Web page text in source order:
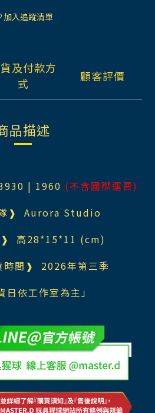
加入追蹤清單
及付款方
式
顧客評價
品描述
| 1960 (不含國際運費)
❱ Aurora Studio
❱ 高28*15*11 (cm)
時間❱ 2026年第三季
日依工作室為主」